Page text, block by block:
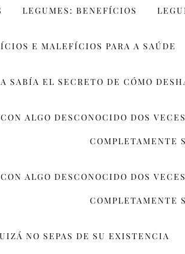
LEGUMES: BENEFÍCIOS
E MALEFÍCIOS PARA A SAÚDE
SABÍA EL SECRETO DE CÓMO
ALGO DESCONOCIDO DOS
COMPLETAMENTE
ALGO DESCONOCIDO DOS
COMPLETAMENTE
NO SEPAS DE SU EXISTENCIA